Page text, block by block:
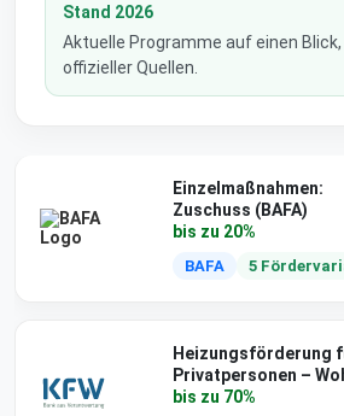
Stand 2026
Aktuelle Programme auf einen
offizieller Quellen.
Einzelmaßnahmen:
Zuschuss (BAFA)
bis zu 20%
BAFA 5
Heizungsförderung
Privatpersonen –
bis zu 70%